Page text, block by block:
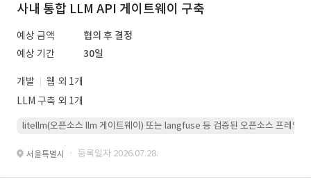
사내 통합 LLM API 게이트웨이 구축
예상 금액
협의 후 결정
예상 기간
30일
개발
웹 외 1개
LLM 구축 외 1개
litellm(오픈소스 llm 게이트웨이) 또는 langfuse 등 검증된 오픈소스 프레임워
서울특별시 · 등록일자 2026.07.28.